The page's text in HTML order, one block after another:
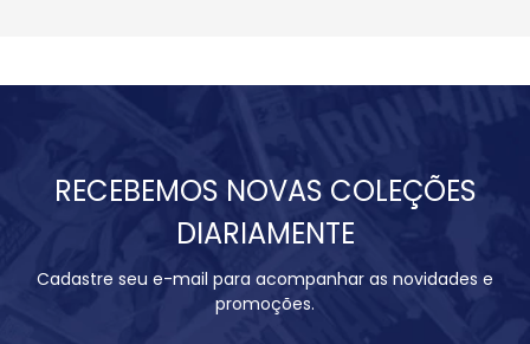
RECEBEMOS NOVAS COLEÇÕES
DIARIAMENTE
Cadastre seu e-mail para acompanhar as novidades e
promoções.